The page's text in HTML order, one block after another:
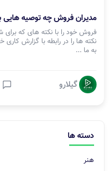
مدیران فروش چه توصیه هایی
فروش خود را با نکته های که برای
نکته ها را در رابطه با گزارش کاری
به ما ...
گیلارو
دسته ها
هنر